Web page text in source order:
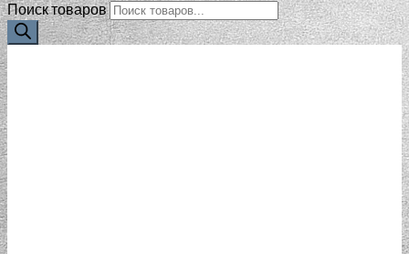
Поиск товаров